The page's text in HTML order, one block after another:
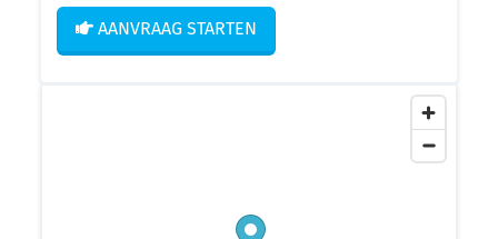
AANVRAAG STARTEN